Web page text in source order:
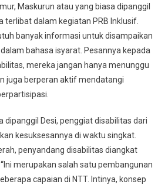
Maskurun atau yang biasa dipanggil
terlibat dalam kegiatan PRB Inklusif.
banyak informasi untuk disampaikan
bahasa isyarat. Pesannya kepada
mereka jangan hanya menunggu
juga berperan aktif mendatangi
dipanggil Desi, penggiat disabilitas dari
kesuksesannya di waktu singkat.
penyandang disabilitas diangkat
merupakan salah satu pembangunan
capaian di NTT. Intinya, konsep